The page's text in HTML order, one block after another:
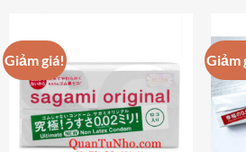
Giảm giá! Giảm